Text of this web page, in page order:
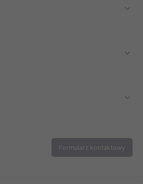
Formularz kontaktowy